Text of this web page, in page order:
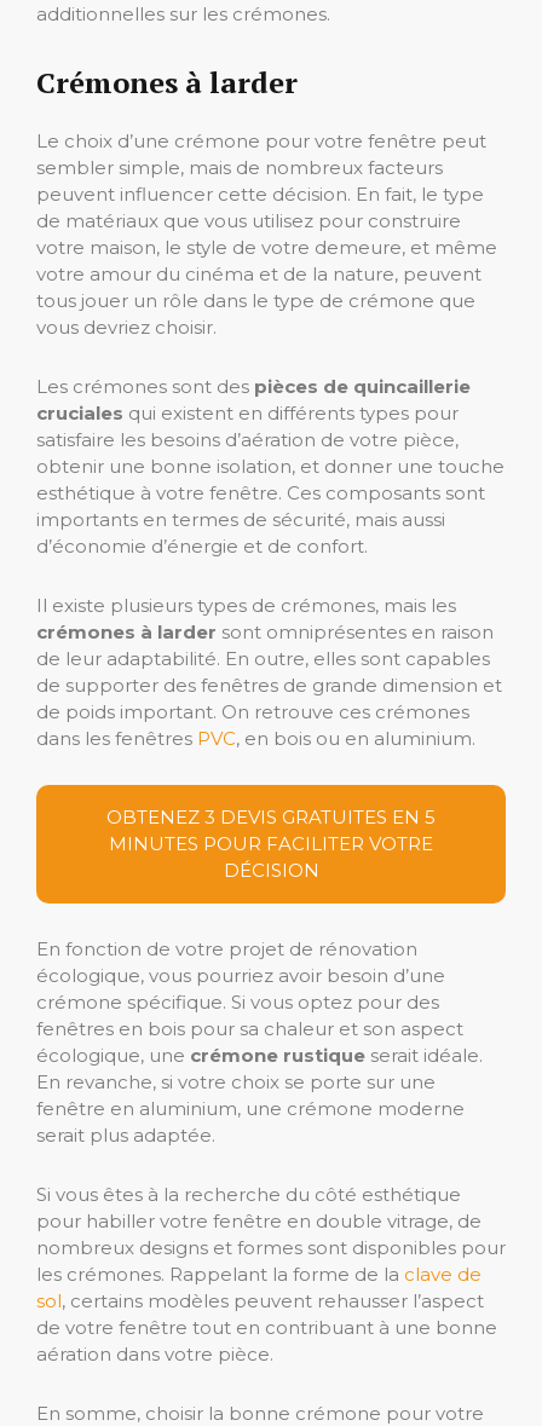
additionnelles sur les crémones.
Crémones à larder
Le choix d’une crémone pour votre fenêtre peut
sembler simple, mais de nombreux facteurs
peuvent influencer cette décision. En fait, le type
de matériaux que vous utilisez pour construire
votre maison, le style de votre demeure, et même
votre amour du cinéma et de la nature, peuvent
tous jouer un rôle dans le type de crémone que
vous devriez choisir.
Les crémones sont des pièces de quincaillerie
cruciales qui existent en différents types pour
satisfaire les besoins d’aération de votre pièce,
obtenir une bonne isolation, et donner une touche
esthétique à votre fenêtre. Ces composants sont
importants en termes de sécurité, mais aussi
d’économie d’énergie et de confort.
Il existe plusieurs types de crémones, mais les
crémones à larder sont omniprésentes en raison
de leur adaptabilité. En outre, elles sont capables
de supporter des fenêtres de grande dimension et
de poids important. On retrouve ces crémones
dans les fenêtres PVC, en bois ou en aluminium.
OBTENEZ 3 DEVIS GRATUITES EN 5
MINUTES POUR FACILITER VOTRE
DÉCISION
En fonction de votre projet de rénovation
écologique, vous pourriez avoir besoin d’une
crémone spécifique. Si vous optez pour des
fenêtres en bois pour sa chaleur et son aspect
écologique, une crémone rustique serait idéale.
En revanche, si votre choix se porte sur une
fenêtre en aluminium, une crémone moderne
serait plus adaptée.
Si vous êtes à la recherche du côté esthétique
pour habiller votre fenêtre en double vitrage, de
nombreux designs et formes sont disponibles pour
les crémones. Rappelant la forme de la clave de
sol, certains modèles peuvent rehausser l’aspect
de votre fenêtre tout en contribuant à une bonne
aération dans votre pièce.
En somme, choisir la bonne crémone pour votre